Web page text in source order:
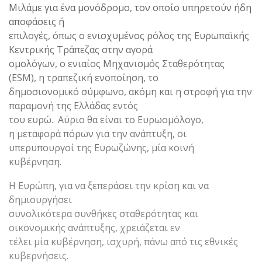
Μιλάμε για ένα μονόδρομο, τον οποίο υπηρετούν ήδη
αποφάσεις ή
επιλογές, όπως ο ενισχυμένος ρόλος της Ευρωπαϊκής
Κεντρικής Τράπεζας στην αγορά
ομολόγων, ο ενιαίος Μηχανισμός Σταθερότητας
(ESM), η τραπεζική ενοποίηση, το
δημοσιονομικό σύμφωνο, ακόμη και η στροφή για την
παραμονή της Ελλάδας εντός
του ευρώ. Αύριο θα είναι το Ευρωομόλογο,
η μεταφορά πόρων για την ανάπτυξη, οι
υπερυπουργοί της Ευρωζώνης, μία κοινή
κυβέρνηση.
Η Ευρώπη, για να ξεπεράσει την κρίση και να
δημιουργήσει
συνολικότερα συνθήκες σταθερότητας και
οικονομικής ανάπτυξης, χρειάζεται εν
τέλει μία κυβέρνηση, ισχυρή, πάνω από τις εθνικές
κυβερνήσεις.